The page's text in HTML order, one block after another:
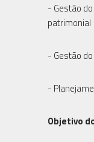
- Gestão
patrimonial
- Gestão
-
Objetivo